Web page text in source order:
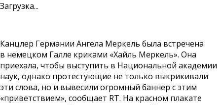
Загрузка...
Канцлер Германии Ангела Меркель была встречена
в немецком Галле криками «Хайль Меркель». Она
приехала, чтобы выступить в Национальной академии
наук, однако протестующие не только выкрикивали
эти слова, но и вывесили огромный баннер с этим
«приветствием», сообщает RT. На красном плакате